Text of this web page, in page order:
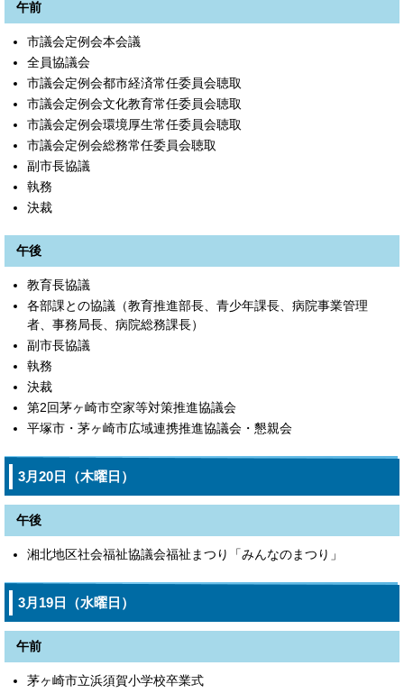
午前
市議会定例会本会議
全員協議会
市議会定例会都市経済常任委員会聴取
市議会定例会文化教育常任委員会聴取
市議会定例会環境厚生常任委員会聴取
市議会定例会総務常任委員会聴取
副市長協議
執務
決裁
午後
教育長協議
各部課との協議（教育推進部長、青少年課長、病院事業管理
者、事務局長、病院総務課長）
副市長協議
執務
決裁
第2回茅ヶ崎市空家等対策推進協議会
平塚市・茅ヶ崎市広域連携推進協議会・懇親会
3月20日（木曜日）
午後
湘北地区社会福祉協議会福祉まつり「みんなのまつり」
3月19日（水曜日）
午前
茅ヶ崎市立浜須賀小学校卒業式